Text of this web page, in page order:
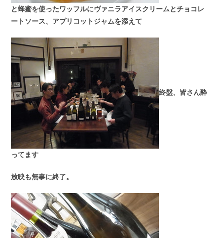
と蜂蜜を使ったワッフルにヴァニラアイスクリームとチョコレ
ートソース、アプリコットジャムを添えて
終盤、皆さん酔
ってます
放映も無事に終了。